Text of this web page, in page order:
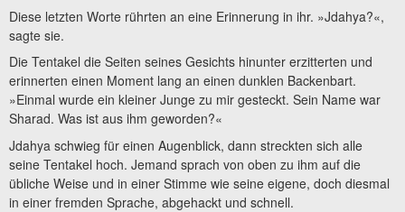
Diese letzten Worte rührten an eine Erinnerung in ihr. »Jdahya?«,
sagte sie.
Die Tentakel die Seiten seines Gesichts hinunter erzitterten und
erinnerten einen Moment lang an einen dunklen Backenbart.
»Einmal wurde ein kleiner Junge zu mir gesteckt. Sein Name war
Sharad. Was ist aus ihm geworden?«
Jdahya schwieg für einen Augenblick, dann streckten sich alle
seine Tentakel hoch. Jemand sprach von oben zu ihm auf die
übliche Weise und in einer Stimme wie seine eigene, doch diesmal
in einer fremden Sprache, abgehackt und schnell.